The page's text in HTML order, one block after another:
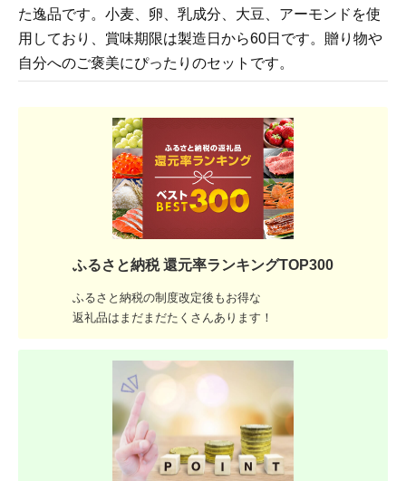
た逸品です。小麦、卵、乳成分、大豆、アーモンドを使
用しており、賞味期限は製造日から60日です。贈り物や
自分へのご褒美にぴったりのセットです。
ふるさと納税 還元率ランキングTOP300
ふるさと納税の制度改定後もお得な
返礼品はまだまだたくさんあります！